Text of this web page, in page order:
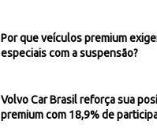
Por que veículos premium
especiais com a suspensão?
Volvo Car Brasil reforça sua
premium com 18,9% de